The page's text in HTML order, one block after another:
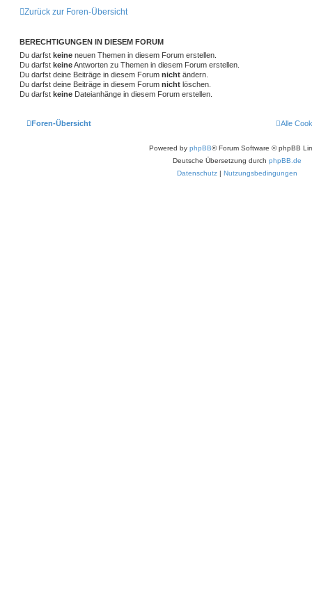
Zurück zur Foren-Übersicht
BERECHTIGUNGEN IN DIESEM FORUM
Du darfst keine neuen Themen in diesem Forum erstellen.
Du darfst keineAntworten zu Themen in diesem Forum erstellen.
Du darfst deine Beiträge in diesem Forum nicht ändern.
Du darfst deine Beiträge in diesem Forum nicht löschen.
Du darfst keine Dateianhänge in diesem Forum erstellen.
Foren-Übersicht Alle
Powered by phpBB® Forum Software © phpBB
Deutsche Übersetzung durch phpBB.de
Datenschutz | Nutzungsbedingungen